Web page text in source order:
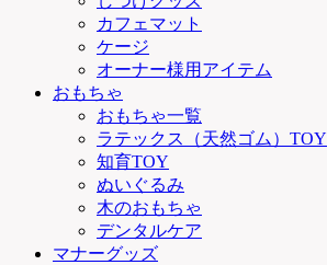
カフェマット
ケージ
オーナー様用アイテム
おもちゃ
おもちゃ一覧
ラテックス（天然ゴム）TOY
知育TOY
ぬいぐるみ
木のおもちゃ
デンタルケア
マナーグッズ